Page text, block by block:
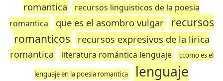
romantica
recursos linguisticos de la poesia
romantica
que es el asombro vulgar
recursos
romanticos
recursos expresivos de la lirica
romantica
literatura romántica lenguaje ccomo es el
lenguaje en la poesia romantica
lenguaje